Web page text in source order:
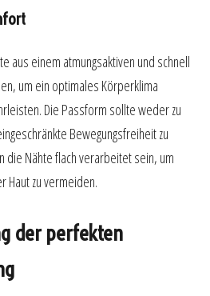
aus einem atmungsaktiven und schnell
um ein optimales Körperklima
Die Passform sollte weder zu
Bewegungsfreiheit zu
die Nähte flach verarbeitet sein, um
Haut zu vermeiden.
der perfekten